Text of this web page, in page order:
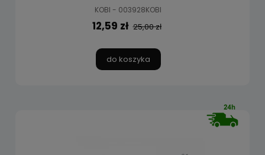
KOBI - 003928KOBI
12,59 zł 25,00 zł
do koszyka